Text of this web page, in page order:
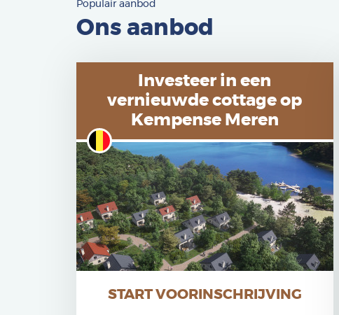
Populair aanbod
Ons aanbod
Investeer in een
vernieuwde cottage op
Kempense Meren
START VOORINSCHRIJVING